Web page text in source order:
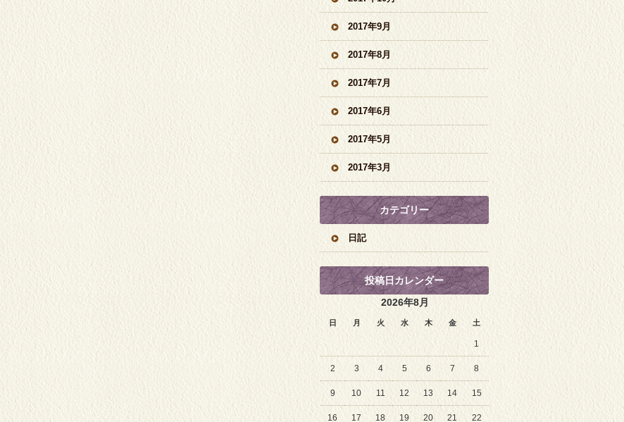
2017年9月
2017年8月
2017年7月
2017年6月
2017年5月
2017年3月
カテゴリー
日記
投稿日カレンダー
2026年8月
日 月 火 水 木 金 土
1
2 3 4 5 6 7 8
9 10 11 12 13 14 15
16 17 18 19 20 21 22